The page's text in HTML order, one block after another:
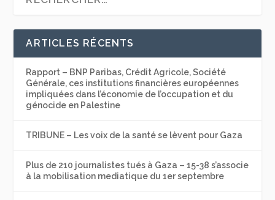
ARTICLES RÉCENTS
Rapport – BNP Paribas, Crédit Agricole, Société
Générale, ces institutions financières européennes
impliquées dans l’économie de l’occupation et du
génocide en Palestine
TRIBUNE – Les voix de la santé se lèvent pour Gaza
Plus de 210 journalistes tués à Gaza – 15-38 s’associe
à la mobilisation mediatique du 1er septembre